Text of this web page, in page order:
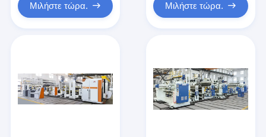
Μιλήστε τώρα. Μιλήστε τώρα.